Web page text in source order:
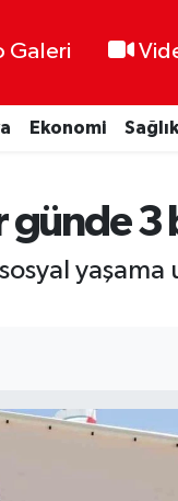
Galeri
Ekonomi Sağlık
3